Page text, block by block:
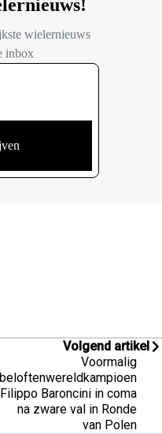
Volgend artikel
Voormalig
beloftenwereldkampioen
Filippo Baroncini in coma
na zware val in Ronde
van Polen